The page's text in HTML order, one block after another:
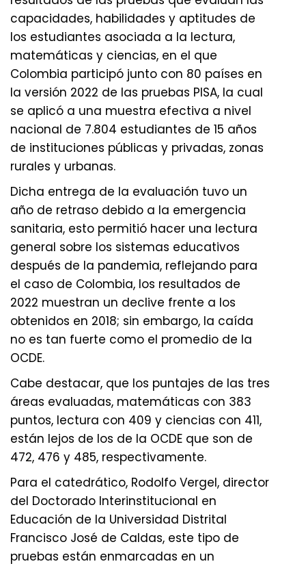
capacidades, habilidades y aptitudes de
los estudiantes asociada a la lectura,
matemáticas y ciencias, en el que
Colombia participó junto con 80 países en
la versión 2022 de las pruebas PISA, la cual
se aplicó a una muestra efectiva a nivel
nacional de 7.804 estudiantes de 15 años
de instituciones públicas y privadas, zonas
rurales y urbanas.
Dicha entrega de la evaluación tuvo un
año de retraso debido a la emergencia
sanitaria, esto permitió hacer una lectura
general sobre los sistemas educativos
después de la pandemia, reflejando para
el caso de Colombia, los resultados de
2022 muestran un declive frente a los
obtenidos en 2018; sin embargo, la caída
no es tan fuerte como el promedio de la
OCDE.
Cabe destacar, que los puntajes de las tres
áreas evaluadas, matemáticas con 383
puntos, lectura con 409 y ciencias con 411,
están lejos de los de la OCDE que son de
472, 476 y 485, respectivamente.
Para el catedrático, Rodolfo Vergel, director
del Doctorado Interinstitucional en
Educación de la Universidad Distrital
Francisco José de Caldas, este tipo de
pruebas están enmarcadas en un